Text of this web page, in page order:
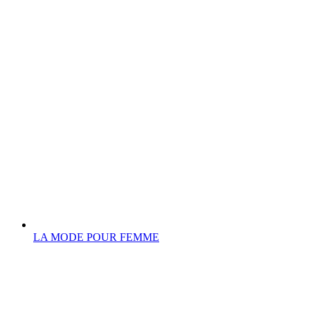
LA MODE POUR FEMME